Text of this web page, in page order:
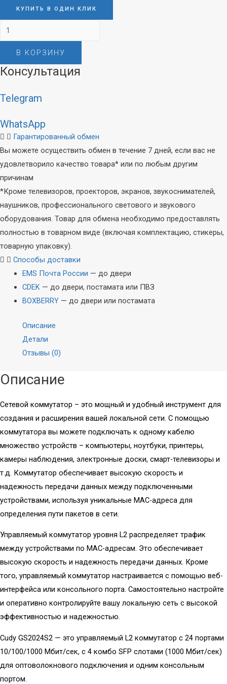
КУПИТЬ В ОДИН КЛИК
Количество
товара
GS2024S2
В КОРЗИНУ
Консультация
Telegram
WhatsApp
Гарантированный обмен
Вы можете осуществить обмен в течение 7 дней, если вас не
удовлетворило качество товара* или по любым другим
причинам
*Кроме телевизоров, проекторов, экранов, звукоснимателей,
наушников, профессионального светового и звукового
оборудования. Товар для обмена необходимо предоставлять
полностью в товарном виде (включая комплектацию, стикеры,
товарную упаковку).
Способы доставки
EMS Почта России — до двери
CDEK— до двери, постамата или ПВЗ
BOXBERRY— до двери или постамата
Описание
Детали
Отзывы (0)
Описание
Сетевой коммутатор – это мощный и удобный инструмент для
создания и расширения вашей локальной сети. С помощью
коммутатора вы можете подключать к одному кабелю
множество устройств – компьютеры, ноутбуки, принтеры,
камеры наблюдения, электронные доски, смарт-телевизоры и
т.д. Коммутатор обеспечивает высокую скорость и
надежность передачи данных между подключенными
устройствами, используя уникальные MAC-адреса для
определения пути пакетов в сети.
Управляемый коммутатор уровня L2 распределяет трафик
между устройствами по MAC-адресам. Это обеспечивает
высокую скорость и надежность передачи данных. Кроме
того, управляемый коммутатор настраивается с помощью веб-
интерфейса или консольного порта. Самостоятельно настройте
и оперативно контролируйте вашу локальную сеть с высокой
эффективностью и надежностью.
Cudy GS2024S2 — это управляемый L2 коммутатор с 24 портами
10/100/1000 Мбит/сек, с 4 комбо SFP слотами (1000 Мбит/сек)
для оптоволокнового подключения и одним консольным
портом.